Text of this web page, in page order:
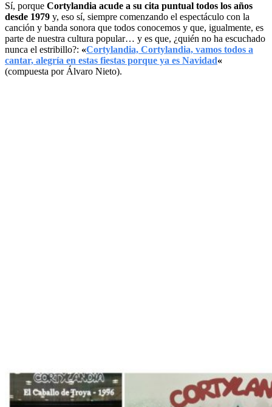
Sí, porque Cortylandia acude a su cita puntual todos los años
desde 1979 y, eso sí, siempre comenzando el espectáculo con la
canción y banda sonora que todos conocemos y que, igualmente, es
parte de nuestra cultura popular… y es que, ¿quién no ha escuchado
nunca el estribillo?: «Cortylandia, Cortylandia, vamos todos a
cantar, alegría en estas fiestas porque ya es Navidad«
(compuesta por Álvaro Nieto).